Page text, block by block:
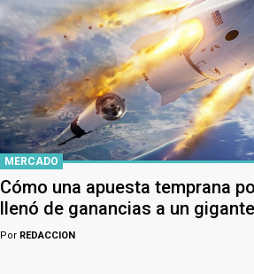
MERCADO
Cómo una apuesta temprana
llenó de ganancias a un
Por REDACCION